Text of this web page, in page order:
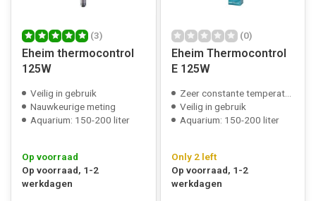
(3)
Eheim thermocontrol
125W
Veilig in gebruik
Nauwkeurige meting
Aquarium: 150-200 liter
Op voorraad
Op voorraad, 1-2
werkdagen
(0)
Eheim Thermocontrol
E 125W
Zeer constante temperatuur
Veilig in gebruik
Aquarium: 150-200 liter
Only 2 left
Op voorraad, 1-2
werkdagen